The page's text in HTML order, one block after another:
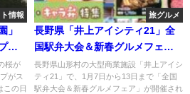
情報
」
開
桜が
がス
この日
旅グルメ
長野県「井上アイシティ21」全
国駅弁大会＆新春グルメフェ
ア！1/13まで
長野県山形村の大型商業施設「井上アイシ
ティ21」で、1月7日から13日まで「全国
駅弁大会＆新春グルメフェア」が開催され